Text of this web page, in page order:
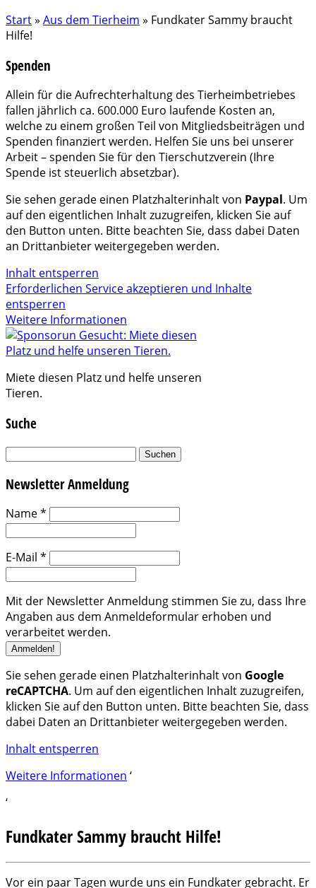
Start» Aus dem Tierheim » Fundkater Sammy braucht
Hilfe!
Spenden
Allein für die Aufrechterhaltung des Tierheimbetriebes
fallen jährlich ca. 600.000 Euro laufende Kosten an,
welche zu einem großen Teil von Mitgliedsbeiträgen und
Spenden finanziert werden. Helfen Sie uns bei unserer
Arbeit – spenden Sie für den Tierschutzverein (Ihre
Spende ist steuerlich absetzbar).
Sie sehen gerade einen Platzhalterinhalt von Paypal. Um
auf den eigentlichen Inhalt zuzugreifen, klicken Sie auf
den Button unten. Bitte beachten Sie, dass dabei Daten
an Drittanbieter weitergegeben werden.
Inhalt entsperren
Erforderlichen Service akzeptieren und Inhalte
entsperren
Weitere Informationen
Miete diesen Platz und helfe unseren
Tieren.
Suche
Suchen
Newsletter Anmeldung
Name*
E-Mail *
Mit der Newsletter Anmeldung stimmen Sie zu, dass Ihre
Angaben aus dem Anmeldeformular erhoben und
verarbeitet werden.
Sie sehen gerade einen Platzhalterinhalt von Google
reCAPTCHA. Um auf den eigentlichen Inhalt zuzugreifen,
klicken Sie auf den Button unten. Bitte beachten Sie, dass
dabei Daten an Drittanbieter weitergegeben werden.
Inhalt entsperren
Weitere Informationen ‘
‘
Fundkater Sammy braucht Hilfe!
Vor ein paar Tagen wurde uns ein Fundkater gebracht. Er